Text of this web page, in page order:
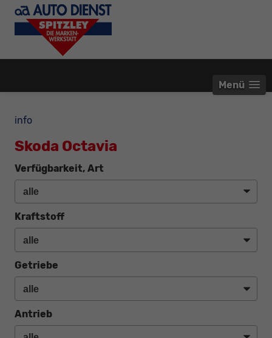
Menü
info
Skoda Octavia
Verfügbarkeit, Art
Kraftstoff
Getriebe
Antrieb